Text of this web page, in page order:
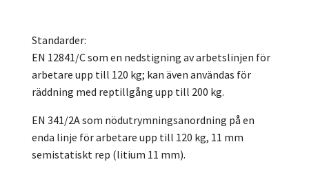
Standarder:
EN 12841/C som en nedstigning av arbetslinjen för
arbetare upp till 120 kg; kan även användas för
räddning med reptillgång upp till 200 kg.
EN 341/2A som nödutrymningsanordning på en
enda linje för arbetare upp till 120 kg, 11 mm
semistatiskt rep (litium 11 mm).